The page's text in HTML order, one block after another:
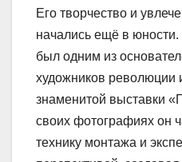
Его творчество и
начались ещё в
был одним из
художников революции
знаменитой выставки
своих фотографиях он
технику монтажа и